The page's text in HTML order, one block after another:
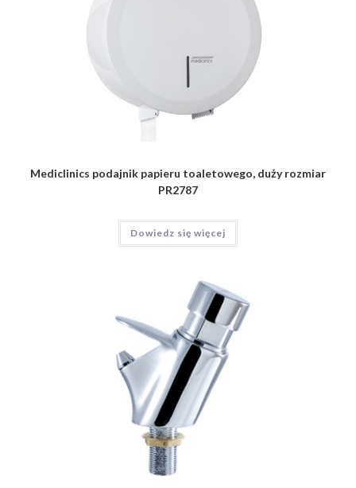
Mediclinics podajnik papieru toaletowego, duży rozmiar
PR2787
Dowiedz się więcej